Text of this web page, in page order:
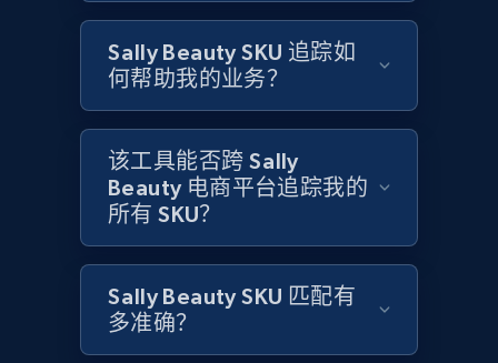
Title, Seller name, Brand, Description, Initial
price, Currency, Availability, Reviews count, and
2.1K+ 375+ 立即开始
Amazon products global dataset - Collect
products from Brands URLs
Title, Seller name, Brand, Description, Initial
price, Currency, Availability, Reviews count, and
Sally Beauty SKU 追踪如
何帮助我的业务？
该工具能否跨 Sally
Beauty 电商平台追踪我的
所有 SKU？
Sally Beauty SKU 匹配有
多准确？